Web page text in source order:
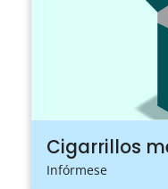
Cigarrillos
Infórmese